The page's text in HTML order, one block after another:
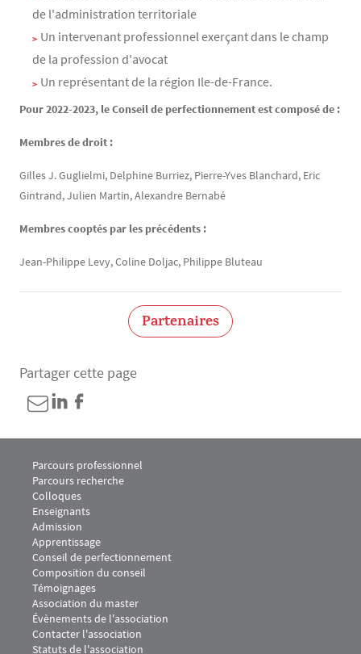
de l'administration territoriale
Un intervenant professionnel exerçant dans le champ
de la profession d'avocat
Un représentant de la région Ile-de-France.
Pour 2022-2023, le Conseil de perfectionnement est composé de :
Membres de droit :
Gilles J. Guglielmi, Delphine Burriez, Pierre-Yves Blanchard, Eric
Gintrand, Julien Martin, Alexandre Bernabé
Membres cooptés par les précédents :
Jean-Philippe Levy, Coline Doljac, Philippe Bluteau
Partenaires
Partager cette page
Menu footer M2 Juriste Conseil des collectivités territoriales 1
Parcours professionnel
Parcours recherche
Colloques
Enseignants
Admission
Menu footer M2 Juriste Conseil des collectivités territoriales 2
Apprentissage
Menu footer M2 Juriste Conseil des collectivités territoriales 3
Conseil de perfectionnement
Composition du conseil
Témoignages
Menu footer M2 Juriste Conseil des collectivités territoriales 4
Association du master
Évènements de l'association
Contacter l'association
Statuts de l'association